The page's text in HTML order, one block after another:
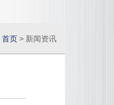
首页 > 新闻资讯